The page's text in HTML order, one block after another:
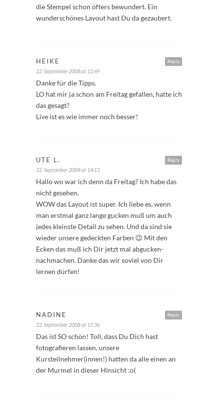
die Stempel schon öfters bewundert. Ein
wunderschönes Layout hast Du da gezaubert.
Reply
HEIKE
22. September 2008 at 12:49
Danke für die Tipps.
LO hat mir ja schon am Freitag gefallen, hatte ich
das gesagt?
Live ist es wie immer noch besser!
Reply
UTE L.
22. September 2008 at 14:13
Hallo wo war ich denn da Freitag? Ich habe das
nicht gesehen.
WOW das Layout ist super. Ich liebe es, wenn
man erstmal ganz lange gucken muß um auch
jedes kleinste Detail zu sehen. Und da sind sie
wieder unsere gedeckten Farben 😉 Mit den
Ecken das muß ich Dir jetzt mal abgucken-
nachmachen. Danke das wir soviel von Dir
lernen dürfen!
Reply
NADINE
22. September 2008 at 17:36
Das ist SO schön! Toll, dass Du Dich hast
fotografieren lassen, unsere
Kursteilnehmer(innen!) hatten da alle einen an
der Murmel in dieser Hinsicht :o(